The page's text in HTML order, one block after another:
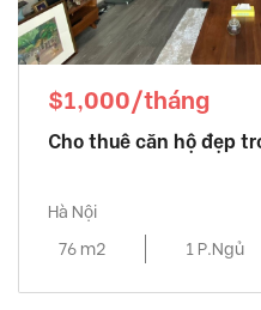
$1,000/tháng
Cho thuê căn hộ đẹp
Hà Nội
76 m2
1 P.Ngủ